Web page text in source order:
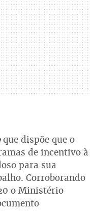
que dispõe que o
de incentivo à
para sua
Corroborando
o Ministério